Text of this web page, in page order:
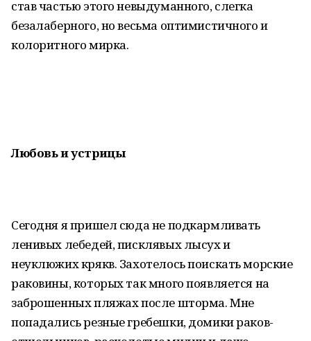
став частью этого невыдуманного, слегка
безалаберного, но весьма оптимистичного и
колоритного мирка.
Любовь и устрицы
Сегодня я пришел сюда не подкармливать
ленивых лебедей, писклявых лысух и
неуклюжих крякв. Захотелось поискать морские
раковины, которых так много появляется на
заброшенных пляжах после шторма. Мне
попадались резные гребешки, домики раков-